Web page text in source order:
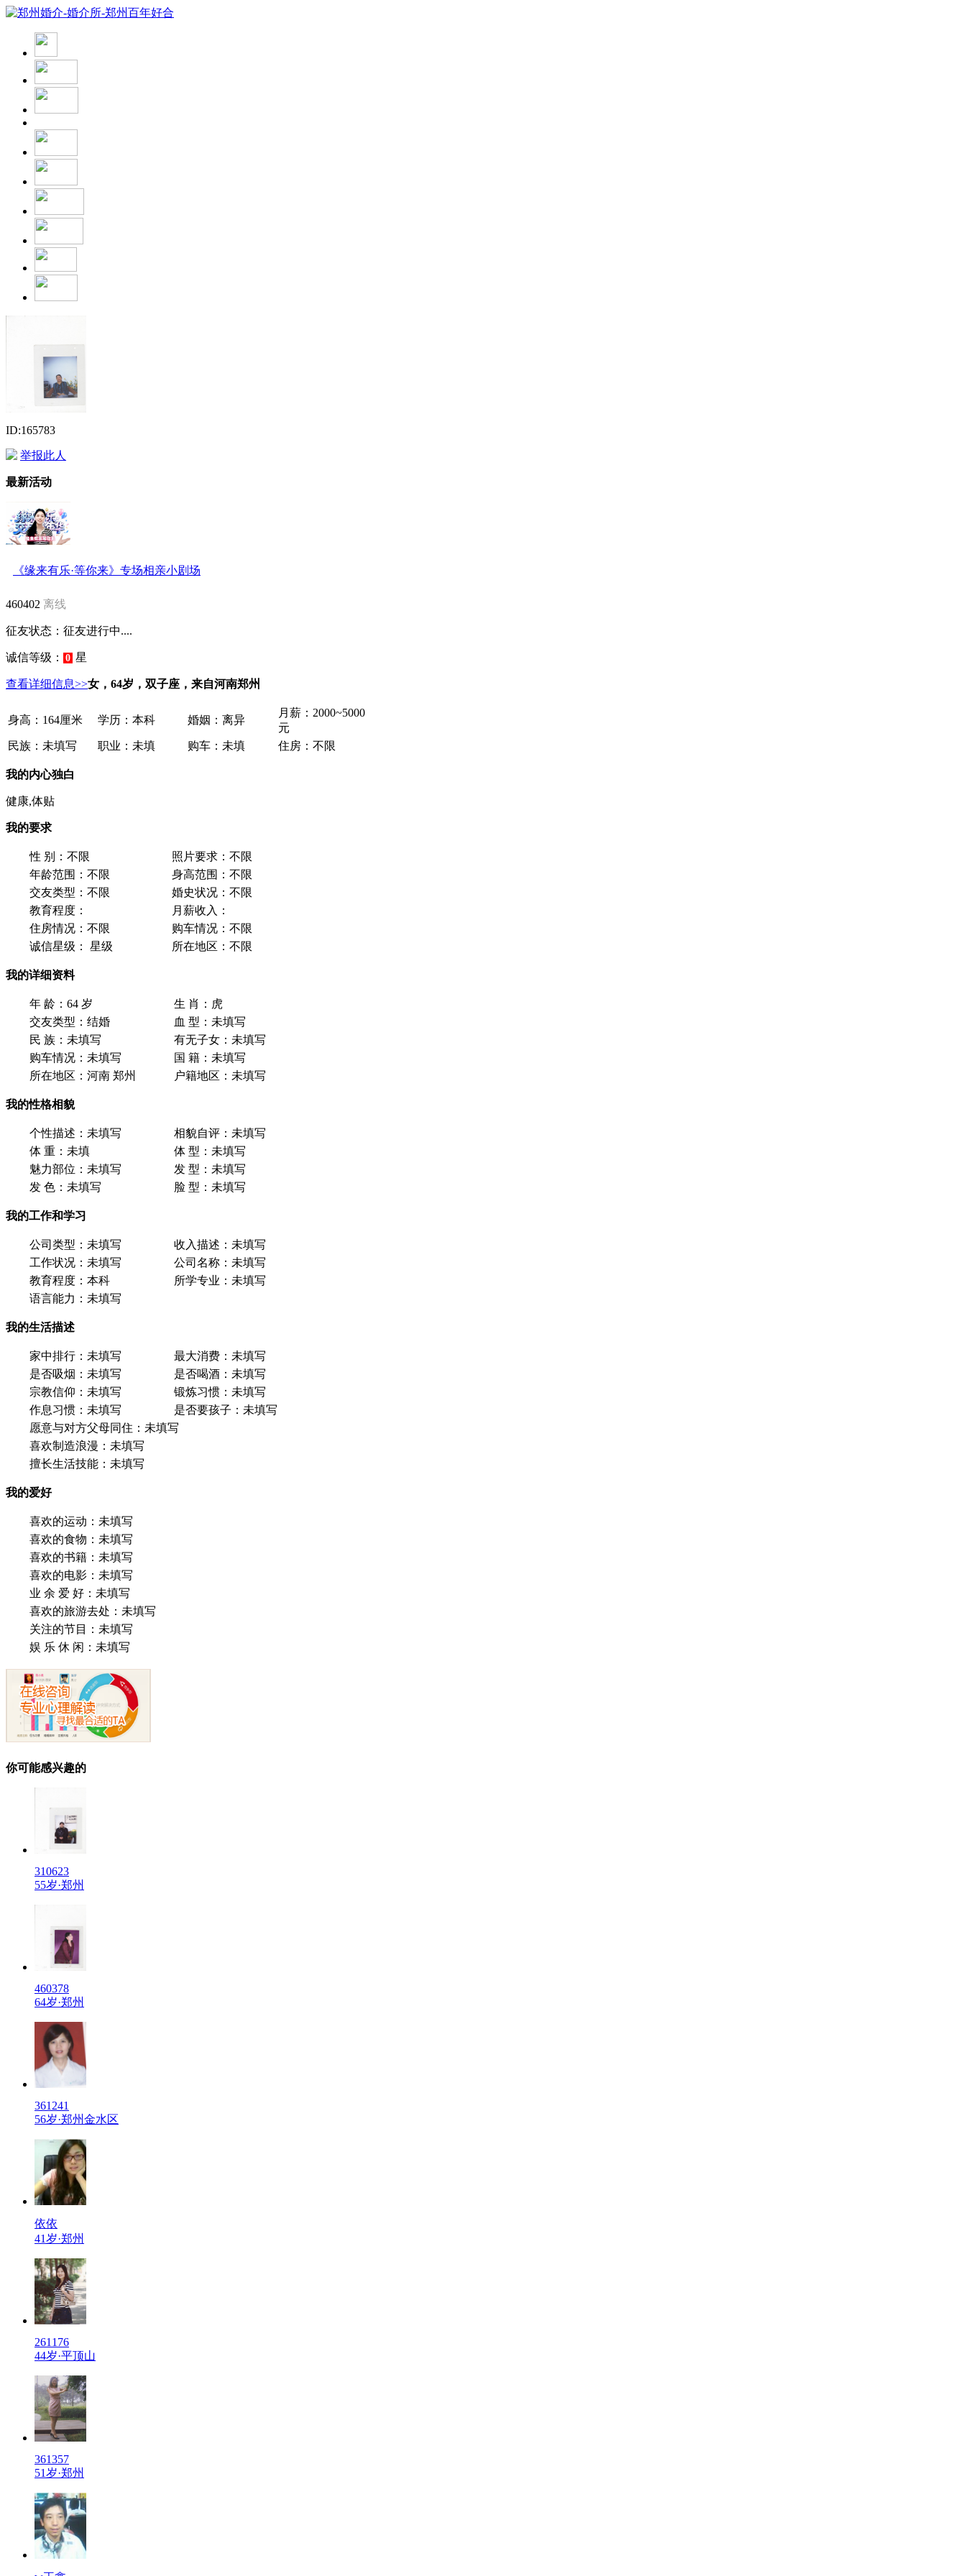
ID:165783
举报此人
最新活动
《缘来有乐·等你来》专场相亲小剧场
460402 离线
征友状态： 征友进行中....
诚信等级： 0 星
查看详细信息>>女，64岁，双子座，来自河南郑州
身高： 164厘米 学历： 本科 婚姻： 离异
月薪： 2000~5000
元
民族： 未填写 职业： 未填 购车： 未填 住房： 不限
我的内心独白
健康,体贴
我的要求
性 别： 不限 照片要求： 不限
年龄范围： 不限 身高范围： 不限
交友类型： 不限 婚史状况： 不限
教育程度：
月薪收入：
住房情况： 不限 购车情况： 不限
诚信星级： 星级 所在地区： 不限
我的详细资料
年 龄： 64 岁 生 肖： 虎
交友类型： 结婚 血 型： 未填写
民 族： 未填写 有无子女： 未填写
购车情况： 未填写 国 籍： 未填写
所在地区： 河南 郑州 户籍地区： 未填写
我的性格相貌
个性描述： 未填写 相貌自评： 未填写
体 重： 未填 体 型： 未填写
魅力部位： 未填写 发 型： 未填写
发 色： 未填写 脸 型： 未填写
我的工作和学习
公司类型： 未填写 收入描述： 未填写
工作状况： 未填写 公司名称： 未填写
教育程度： 本科 所学专业： 未填写
语言能力： 未填写
我的生活描述
家中排行： 未填写 最大消费： 未填写
是否吸烟： 未填写 是否喝酒： 未填写
宗教信仰： 未填写 锻炼习惯： 未填写
作息习惯： 未填写 是否要孩子： 未填写
愿意与对方父母同住： 未填写
喜欢制造浪漫： 未填写
擅长生活技能： 未填写
我的爱好
喜欢的运动： 未填写
喜欢的食物： 未填写
喜欢的书籍： 未填写
喜欢的电影： 未填写
业 余 爱 好： 未填写
喜欢的旅游去处： 未填写
关注的节目： 未填写
娱 乐 休 闲： 未填写
你可能感兴趣的
310623
55岁·郑州
460378
64岁·郑州
361241
56岁·郑州金水区
依依
41岁·郑州
261176
44岁·平顶山
361357
51岁·郑州